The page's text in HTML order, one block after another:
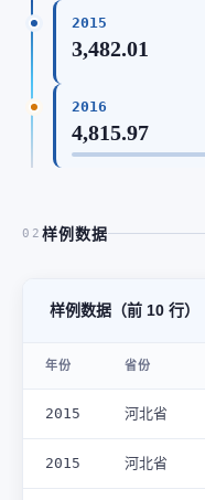
2015
3,482.01
2016
4,815.97
02 样例数据
样例数据（前 10 行）
年份 省份
2015 河北省
2015 河北省